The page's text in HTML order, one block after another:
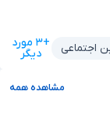
اجتماعی +۳ مورد
دیگر
مشاهده همه